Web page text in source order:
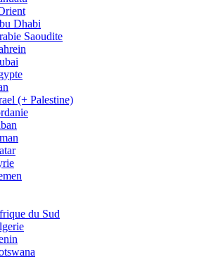
Dhabi
Saoudite
(+ Palestine)
du Sud